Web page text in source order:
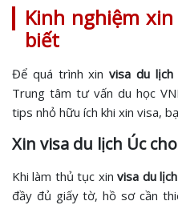
Kinh nghiệm
biết
Để quá trình xinvisa du lịch
Trung tâm tư vấn du học
tips nhỏ hữu ích khi xin visa,
Xin visa du lịch Úc
Khi làm thủ tục xinvisa du
đầy đủ giấy tờ, hồ sơ cần